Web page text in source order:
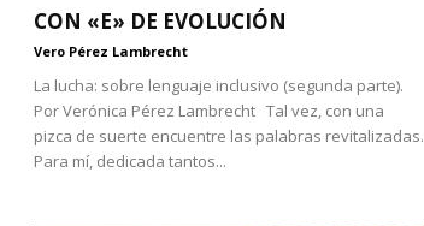
CON «E» DE EVOLUCIÓN
Vero Pérez Lambrecht
La lucha: sobre lenguaje inclusivo (segunda parte).
Por Verónica Pérez Lambrecht Tal vez, con una
pizca de suerte encuentre las palabras revitalizadas.
Para mí, dedicada tantos...